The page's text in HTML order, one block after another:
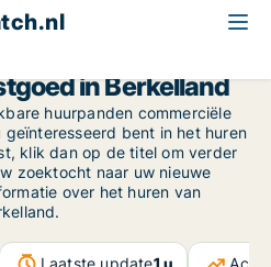
in Berkelland
huurpanden commerciële
geïnteresseerd bent in het huren
klik dan op de titel om verder
zoektocht naar uw nieuwe
over het huren van
Laatste update1 u